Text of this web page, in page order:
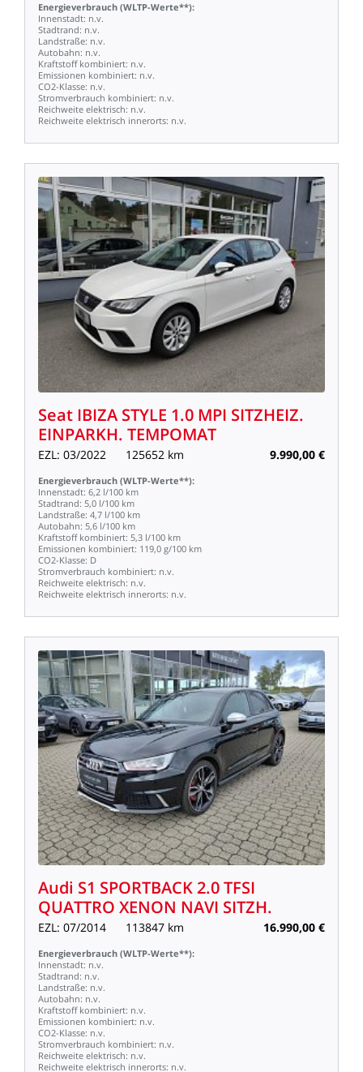
Energieverbrauch (WLTP-Werte**):
Innenstadt: n.v.
Stadtrand: n.v.
Landstraße: n.v.
Autobahn: n.v.
Kraftstoff kombiniert: n.v.
Emissionen kombiniert: n.v.
CO2-Klasse: n.v.
Stromverbrauch kombiniert: n.v.
Reichweite elektrisch: n.v.
Reichweite elektrisch innerorts: n.v.
Seat IBIZA STYLE 1.0 MPI SITZHEIZ.
EINPARKH. TEMPOMAT
EZL: 03/2022 125652 km 9.990,00 €
Energieverbrauch (WLTP-Werte**):
Innenstadt: 6,2 l/100 km
Stadtrand: 5,0 l/100 km
Landstraße: 4,7 l/100 km
Autobahn: 5,6 l/100 km
Kraftstoff kombiniert: 5,3 l/100 km
Emissionen kombiniert: 119,0 g/100 km
CO2-Klasse: D
Stromverbrauch kombiniert: n.v.
Reichweite elektrisch: n.v.
Reichweite elektrisch innerorts: n.v.
Audi S1 SPORTBACK2.0TFSI
QUATTRO XENON NAVI SITZH.
EZL: 07/2014 113847 km 16.990,00 €
Energieverbrauch (WLTP-Werte**):
Innenstadt: n.v.
Stadtrand: n.v.
Landstraße: n.v.
Autobahn: n.v.
Kraftstoff kombiniert: n.v.
Emissionen kombiniert: n.v.
CO2-Klasse: n.v.
Stromverbrauch kombiniert: n.v.
Reichweite elektrisch: n.v.
Reichweite elektrisch innerorts: n.v.